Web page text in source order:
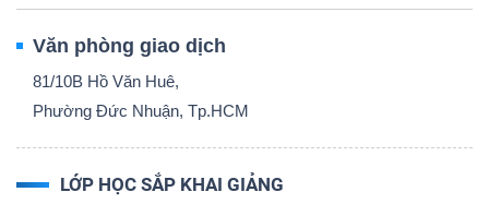
Văn phòng giao dịch
81/10B Hồ Văn Huê,
Phường Đức Nhuận, Tp.HCM
LỚP HỌC SẮP KHAI GIẢNG